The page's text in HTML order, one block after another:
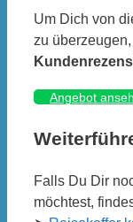
Um Dich von
zu
Angebot
Falls Du Dir
möchtest,